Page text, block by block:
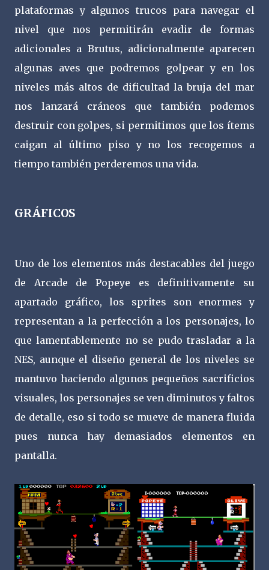
plataformas y algunos trucos para navegar el
nivel que nos permitirán evadir de formas
adicionales a Brutus, adicionalmente aparecen
algunas aves que podremos golpear y en los
niveles más altos de dificultad la bruja del mar
nos lanzará cráneos que también podemos
destruir con golpes, si permitimos que los ítems
caigan al último piso y no los recogemos a
tiempo también perderemos una vida.
GRÁFICOS
Uno de los elementos más destacables del juego
de Arcade de Popeye es definitivamente su
apartado gráfico, los sprites son enormes y
representan a la perfección a los personajes, lo
que lamentablemente no se pudo trasladar a la
NES, aunque el diseño general de los niveles se
mantuvo haciendo algunos pequeños sacrificios
visuales, los personajes se ven diminutos y faltos
de detalle, eso si todo se mueve de manera fluida
pues nunca hay demasiados elementos en
pantalla.